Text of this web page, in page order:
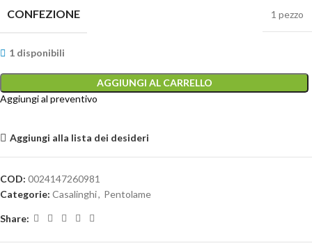
CONFEZIONE 1 pezzo
1 disponibili
AGGIUNGI AL CARRELLO
Aggiungi al preventivo
Aggiungi alla lista dei desideri
COD: 0024147260981
Categorie: Casalinghi, Pentolame
Share: